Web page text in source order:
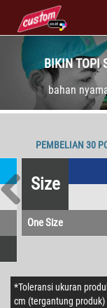
BIKIN TOPI
bahan
PEMBELIAN 30
Size
One Size
*Toleransi ukuran
cm (tergantung